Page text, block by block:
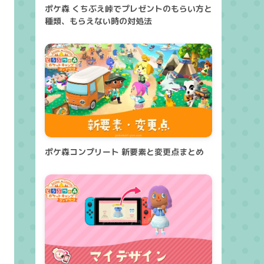
ポケ森 くちぶえ峠でプレゼントのもらい方と
種類、もらえない時の対処法
ポケ森コンプリート 新要素と変更点まとめ